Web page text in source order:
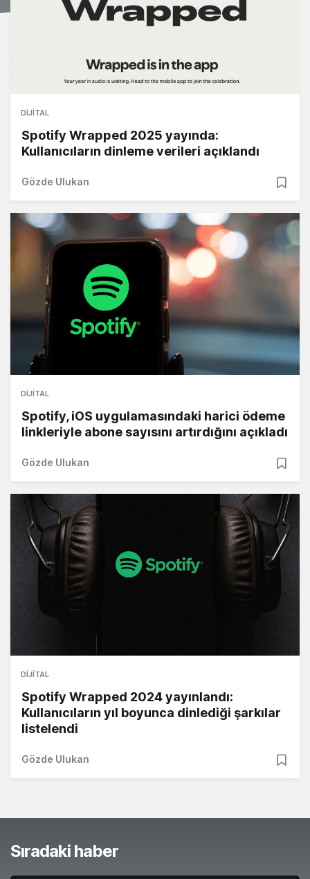
DIJITAL
Spotify Wrapped 2025 yayında:
Kullanıcıların dinleme verileri açıklandı
Gözde Ulukan
DIJITAL
Spotify, iOS uygulamasındaki harici ödeme
linkleriyle abone sayısını artırdığını açıkladı
Gözde Ulukan
DIJITAL
Spotify Wrapped 2024 yayınlandı:
Kullanıcıların yıl boyunca dinlediği şarkılar
listelendi
Gözde Ulukan
Sıradaki haber